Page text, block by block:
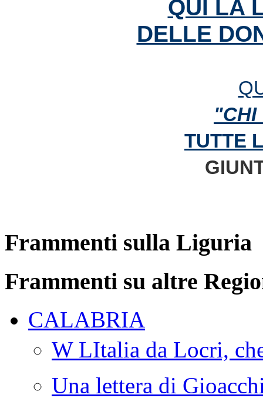
QUI LA
DELLE
"CHI
TUTTE
Frammenti sulla Liguria
Frammenti su altre
CALABRIA
W LItalia da Locri,
Una lettera di